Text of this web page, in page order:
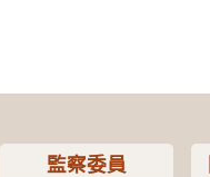
監察委員